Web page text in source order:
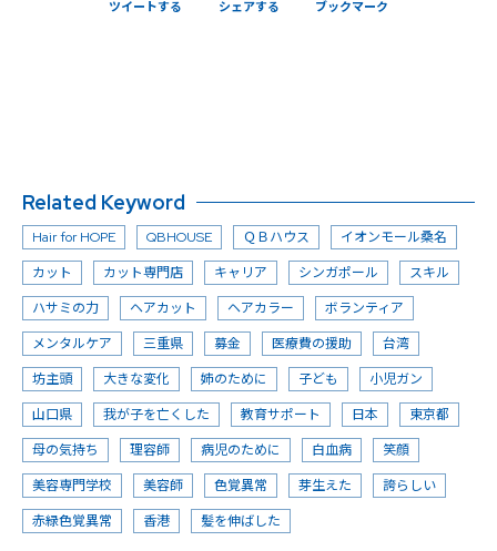
ツイートする シェアする ブックマーク
Related Keyword
Hair for HOPE QBHOUSE ＱＢハウス
イオンモール桑名
カット
カット専門店 キャリア シンガポール
スキル
ハサミの力
ヘアカット ヘアカラー
ボランティア
メンタルケア
三重県 募金 医療費の援助
台湾
坊主頭
大きな変化 姉のために 子ども
小児ガン
山口県
我が子を亡くした 教育サポート 日本
東京都
母の気持ち
理容師 病児のために 白血病
笑顔
美容専門学校
美容師 色覚異常 芽生えた
誇らしい
赤緑色覚異常
香港 髪を伸ばした